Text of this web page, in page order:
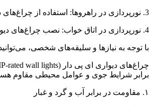
3. نورپردازی در راهروها: استفاده از چراغ‌های دیواری LED در راهروها می‌تواند به روشنایی و ایمنی کمک کند و فضایی مدرن به آن ببخشد.
4. نورپردازی در اتاق خواب: نصب چراغ‌های دیواری LED در کنار تخت خواب به عنوان نور مطالعه یا نور ملایم شبانه می‌تواند بسیار کارآمد باشد.
با توجه به نیازها و سلیقه‌های شخصی،
برابر شرایط جوی و عوامل محیطی مقاوم
۱. مقاومت در برابر آب و گرد و غبار